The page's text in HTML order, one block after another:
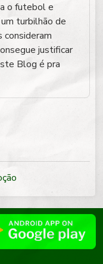
o futebol e
turbilhão de
consideram
justificar
Blog é pra